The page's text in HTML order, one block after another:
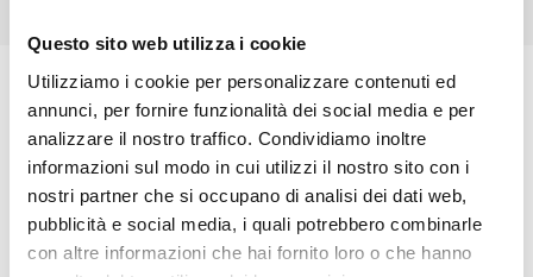
Questo sito web utilizza i cookie
Utilizziamo i cookie per personalizzare contenuti ed
annunci, per fornire funzionalità dei social media e per
analizzare il nostro traffico. Condividiamo inoltre
informazioni sul modo in cui utilizzi il nostro sito con i
nostri partner che si occupano di analisi dei dati web,
pubblicità e social media, i quali potrebbero combinarle
con altre informazioni che hai fornito loro o che hanno
Durata e applicazione
del nastro
Il nastroneuromuscolare può essere